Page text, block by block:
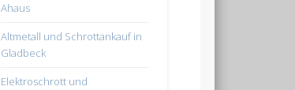
Ahaus
Altmetall und Schrottankauf in
Gladbeck
Elektroschrott und